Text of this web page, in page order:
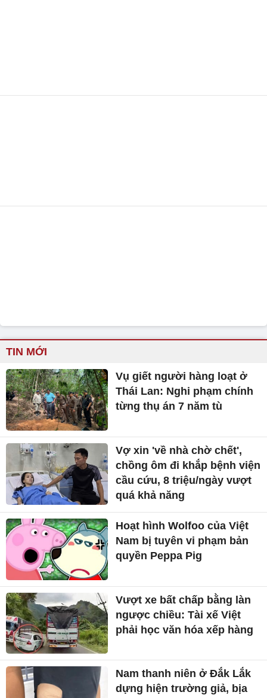
TIN MỚI
Vụ giết người hàng loạt ở
Thái Lan: Nghi phạm chính
từng thụ án 7 năm tù
Vợ xin 'về nhà chờ chết',
chồng ôm đi khắp bệnh viện
cầu cứu, 8 triệu/ngày vượt
quá khả năng
Hoạt hình Wolfoo của Việt
Nam bị tuyên vi phạm bản
quyền Peppa Pig
Vượt xe bất chấp bằng làn
ngược chiều: Tài xế Việt
phải học văn hóa xếp hàng
Nam thanh niên ở Đắk Lắk
dựng hiện trường giả, bịa